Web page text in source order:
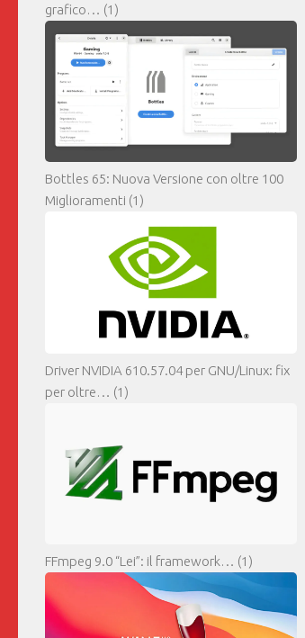
grafico… (1)
Bottles 65: Nuova Versione con oltre 100
Miglioramenti (1)
Driver NVIDIA 610.57.04 per GNU/Linux: fix
per oltre… (1)
FFmpeg 9.0 “Lei”: il framework… (1)